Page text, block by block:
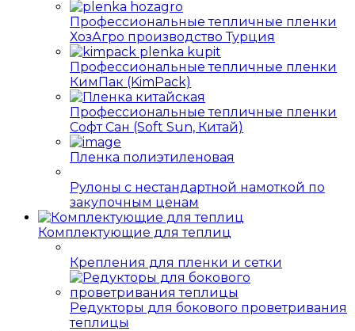
Профессиональные тепличные пленки
ХозАгро производство Турция
Профессиональные тепличные пленки
КимПак (KimPack)
Профессиональные тепличные пленки
Софт Сан (Soft Sun, Китай)
Пленка полиэтиленовая
Рулоны с нестандартной намоткой по
закупочным ценам
Комплектующие для теплиц
Крепления для пленки и сетки
Редукторы для бокового проветривания
теплицы